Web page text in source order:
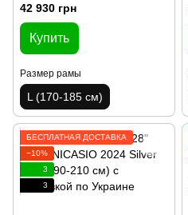
42 930 грн
Купить
Размер рамы
L (170-185 см)
БЕСПЛАТНАЯ ДОСТАВКА
−10%
3
3